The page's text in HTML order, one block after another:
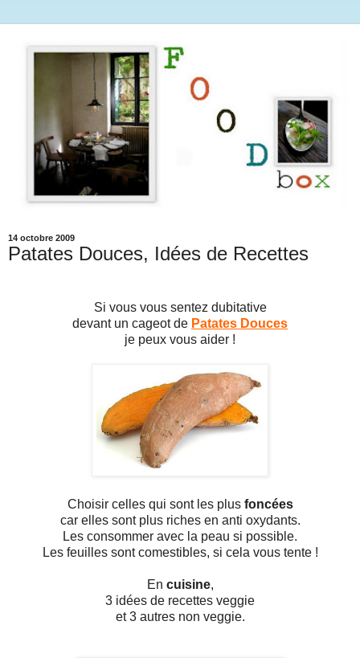
14 octobre 2009
Patates Douces, Idées de Recettes
Si vous vous sentez dubitative
devant un cageot de Patates Douces
je peux vous aider !
Choisir celles qui sont les plusfoncées
car elles sont plus riches en anti oxydants.
Les consommer avec la peau si possible.
Les feuilles sont comestibles, si cela vous tente !
En cuisine,
3 idées de recettes veggie
et 3 autres non veggie.